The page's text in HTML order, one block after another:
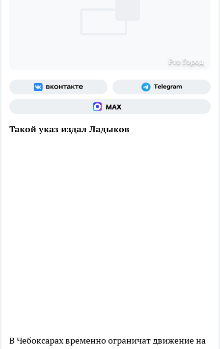
Pro Город
Такой указ издал Ладыков
В Чебоксарах временно ограничат движение на